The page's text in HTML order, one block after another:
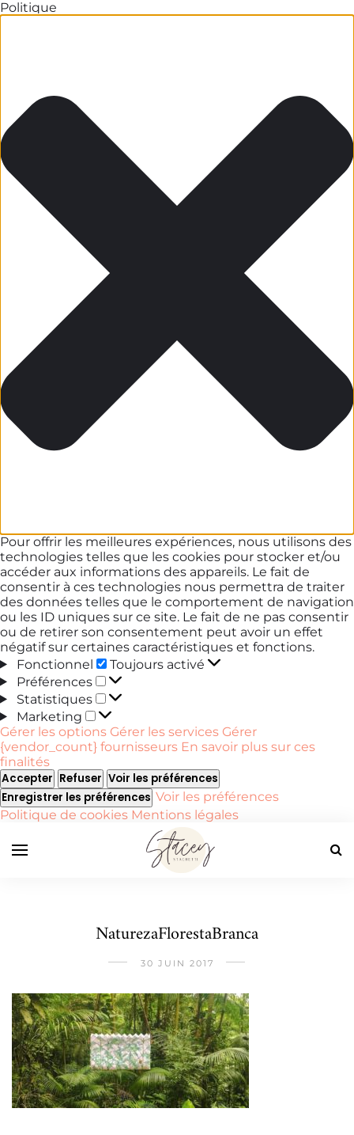
Politique
Pour offrir les meilleures expériences, nous utilisons des
technologies telles que les cookies pour stocker et/ou
accéder aux informations des appareils. Le fait de
consentir à ces technologies nous permettra de traiter
des données telles que le comportement de navigation
ou les ID uniques sur ce site. Le fait de ne pas consentir
ou de retirer son consentement peut avoir un effet
négatif sur certaines caractéristiques et fonctions.
Fonctionnel
Fonctionnel
Toujours activé
Préférences
Préférences
Statistiques
Statistiques
Marketing
Marketing
Gérer les options Gérer les services Gérer
{vendor_count} fournisseurs En savoir plus sur ces
finalités
Accepter Refuser Voir les préférences
Enregistrer les préférences Voir les préférences
Politique de cookies Mentions légales
NaturezaFlorestaBranca
30 JUIN 2017